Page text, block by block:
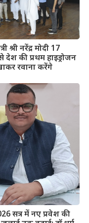
श्री नरेंद्र मोदी 17
की प्रथम हाइड्रोजन
रवाना करेंगे
सत्र में नए प्रवेश की